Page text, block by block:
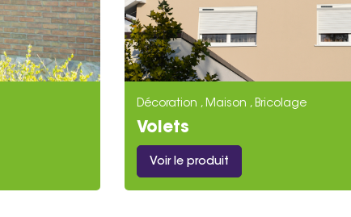
Décoration , Maison , Bricolage
Volets
Voir le produit